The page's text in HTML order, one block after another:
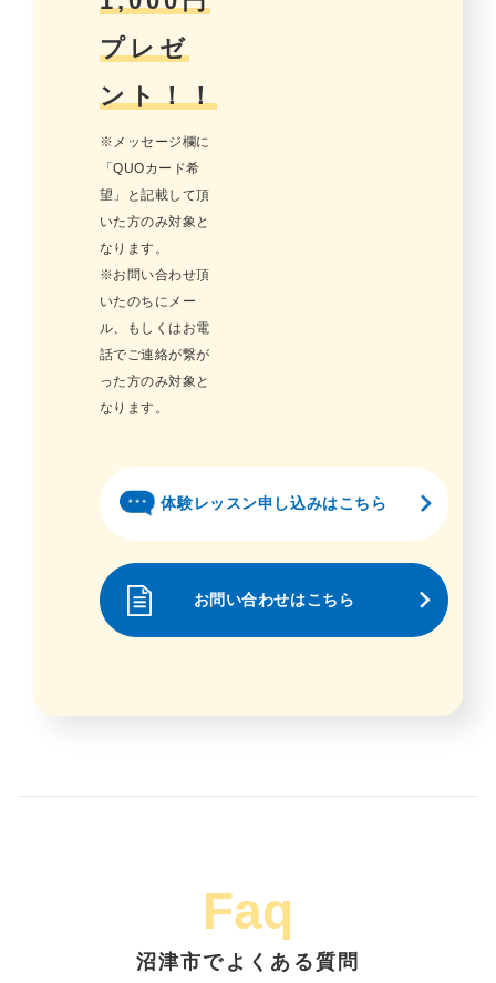
プレゼ
ント！！
※メッセージ欄に
「QUOカード希
望」と記載して頂
いた方のみ対象と
なります。
※お問い合わせ頂
いたのちにメー
ル、もしくはお電
話でご連絡が繋が
った方のみ対象と
なります。
体験レッスン申し込みはこちら
お問い合わせはこちら
Faq
沼津市でよくある質問